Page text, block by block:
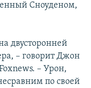
Сноуденом,
двусторонней
– говорит Джон
– Урон,
по своей